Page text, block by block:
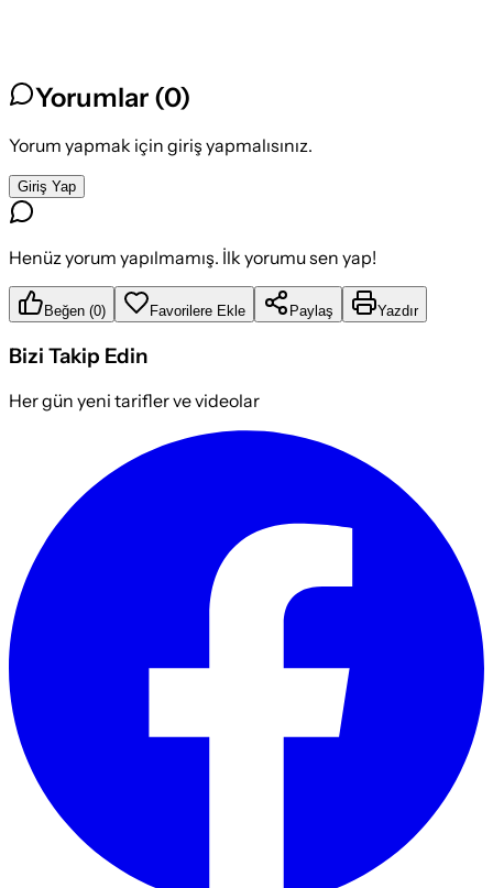
Yorumlar (0)
Yorum yapmak için giriş yapmalısınız.
Giriş Yap
Henüz yorum yapılmamış. İlk yorumu sen yap!
Beğen (0) Favorilere Ekle Paylaş Yazdır
Bizi Takip Edin
Her gün yeni tarifler ve videolar